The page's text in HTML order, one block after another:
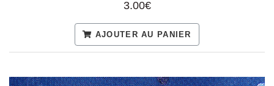
3.00€
AJOUTER AU PANIER